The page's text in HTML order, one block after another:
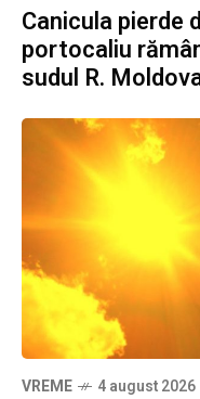
Canicula pierde
portocaliu
sudul R.
VREME 4 august 2026